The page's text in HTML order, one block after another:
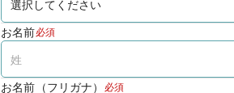
お名前必須
お名前（フリガナ） 必須